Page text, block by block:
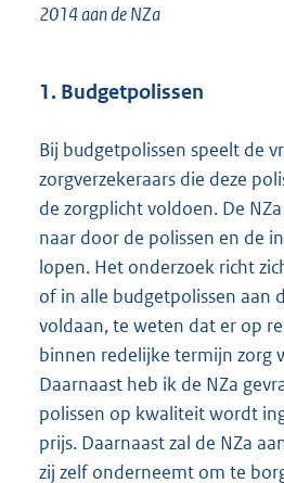
2014 aan de NZa
1. Budgetpolissen
Bij budgetpolissen speelt de
zorgverzekeraars die deze
de zorgplicht voldoen. De
naar door de polissen en de
lopen. Het onderzoek richt
of in alle budgetpolissen aan
voldaan, te weten dat er op
binnen redelijke termijn zorg
Daarnaast heb ik de NZa
polissen op kwaliteit wordt
prijs. Daarnaast zal de NZa
zij zelf onderneemt om te